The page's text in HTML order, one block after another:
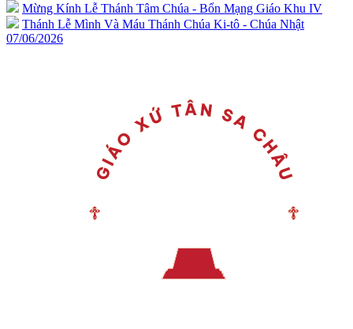
Mừng Kính Lễ Thánh Tâm Chúa - Bổn Mạng Giáo Khu IV
Thánh Lễ Mình Và Máu Thánh Chúa Ki-tô - Chúa Nhật
07/06/2026